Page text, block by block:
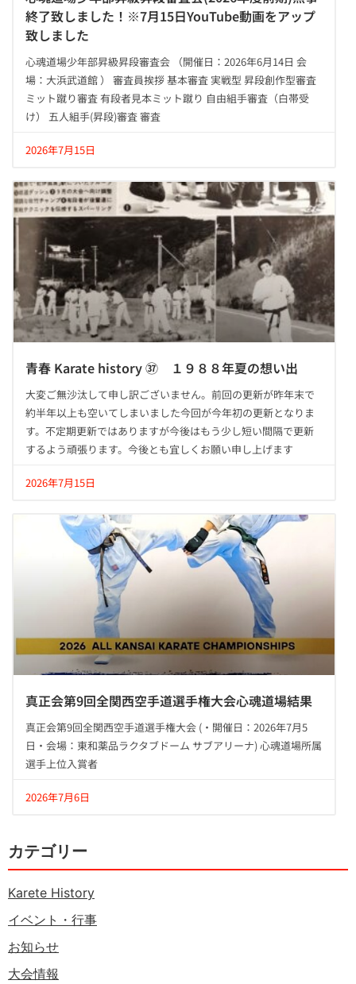
終了致しました！※7月15日YouTube動画をアップ
致しました
心魂道場少年部昇級昇段審査会 （開催日：2026年6月14日 会
場：大浜武道館 ） 審査員挨拶 基本審査 実戦型 昇段創作型審査
ミット蹴り審査 有段者見本ミット蹴り 自由組手審査（白帯受
け） 五人組手(昇段)審査 審査
2026年7月15日
青春 Karate history ㊲ １９８８年夏の想い出
大変ご無沙汰して申し訳ございません。前回の更新が昨年末で
約半年以上も空いてしまいました今回が今年初の更新となりま
す。不定期更新ではありますが今後はもう少し短い間隔で更新
するよう頑張ります。今後とも宜しくお願い申し上げます
2026年7月15日
真正会第9回全関西空手道選手権大会心魂道場結果
真正会第9回全関西空手道選手権大会 (・開催日：2026年7月5
日・会場：東和薬品ラクタブドーム サブアリーナ) 心魂道場所属
選手上位入賞者
2026年7月6日
カテゴリー
Karete History
イベント・行事
お知らせ
大会情報